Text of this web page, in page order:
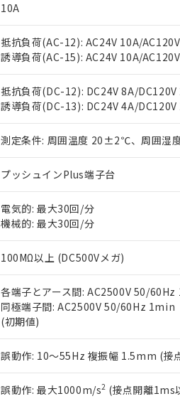
10A
抵抗負荷(AC-12): AC24V 10A/
誘導負荷(AC-15): AC24V 10A/
抵抗負荷(DC-12): DC24V 8A/
誘導負荷(DC-13): DC24V 4A/
測定条件: 周囲温度 20±2℃、周囲湿
プッシュインPlus端子台
電気的: 最大30回/分
機械的: 最大30回/分
100MΩ以上 (DC500Vメガ)
各端子とアース間: AC2500V 50/
同極端子間: AC2500V 50/60Hz 1min
(初期値)
誤動作: 10～55Hz 複振幅 1.5mm (接
誤動作: 最大1000m/s2 (接点開離1ms
ご利用条件
以下の条件をお読みいただき、同
本サービスは、当社制御機
くものです。
当社制御機器事業取扱商品の
在庫状況および標準価格照
い。
正式な納期状況および標準価
当社販売員にご相談ください。
在庫状況および標準価格結果
す。
マイパーツ機能（部品リス
ている必要があります。
が、当社の製品・サービスに
さい。
※当社の共同利用者とは、
"
いる法人を指します。
対応予定：EU RoHS指令（10物質
対応予定なし：EU RoHS指令（10
調査・確認中：EU RoHS指令（10
非該当品：ライセンス料など無形
があります。
*EU RoHS指令（10物質）：
鉛(Pb) 1000ppm以下、 水銀(Hg) 1000ppm
六価クロム(Cr(Ⅵ)) 1000ppm以下、ポリ臭化
フタル酸ビス(2-エチルヘキシル) (DEHP)(別
ル（DBP） 1000ppm以下、フタル酸ジイソ
但し、RoHS指令で産業用監視および制御機
フタル酸エステル類の４物質については閾
※2 対応予定月
部品在庫の切り替え状況などによ
※3 非含有証明書ダウンロード
下記の非含有証明書をダウンロー
EU RoHS指令（10物質）の非含有
51物質の非含有証明書（当社基準
※1 中国RoHS○×表
「○」：最大均質材料含有率が中
「×」：最大均質材料含有率が中
「－」：未確認です。当社販売部
Pb(鉛) :1000ppm、 Hg(水銀) : 1000ppm、
DEHP(フタル酸ビス(2-エチルヘキシル)) :
※2 環境保護使用期限
「10」：通常の使用状況下におい
味します。
「－」：未確認です。当社販売部
う）を輸出または国外への
などの必要な手続きをとりま
当社は規制貨物を破棄する場
ます。
当社は貴社製品を、核兵器、
置等に一切使用いたしません。
当社は、貴社製品を第三者
たしません。
記
説明
△ 一定数には満たないが在
－
在庫なし(最新の在庫状
空
白
受注生産機種、また在